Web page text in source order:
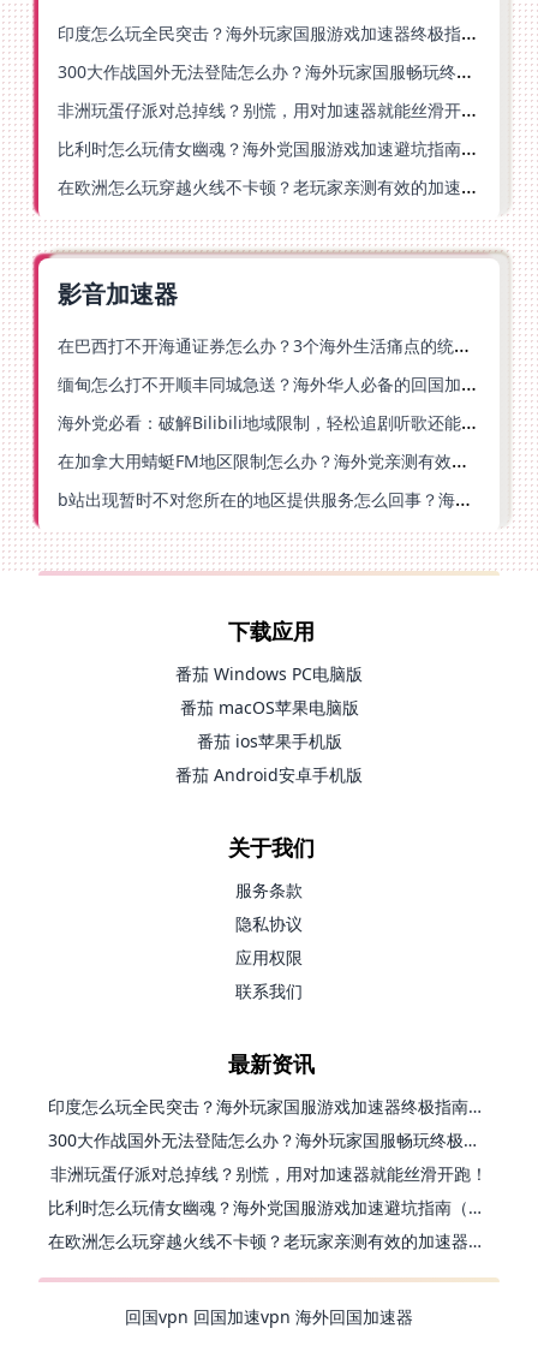
印度怎么玩全民突击？海外玩家国服游戏加速器终极指南（附原神延迟优化+精灵之境加速器选择）
300大作战国外无法登陆怎么办？海外玩家国服畅玩终极指南（附实测推荐）
非洲玩蛋仔派对总掉线？别慌，用对加速器就能丝滑开跑！
比利时怎么玩倩女幽魂？海外党国服游戏加速避坑指南（附实测推荐）
在欧洲怎么玩穿越火线不卡顿？老玩家亲测有效的加速器选择指南
影音加速器
在巴西打不开海通证券怎么办？3个海外生活痛点的统一解决方案
缅甸怎么打不开顺丰同城急送？海外华人必备的回国加速指南（附B站会员游戏解决方案）
海外党必看：破解Bilibili地域限制，轻松追剧听歌还能流畅理财的实用指南
在加拿大用蜻蜓FM地区限制怎么办？海外党亲测有效的回国加速方案
b站出现暂时不对您所在的地区提供服务怎么回事？海外党亲测有效的回国加速方案
下载应用
番茄 Windows PC电脑版
番茄 macOS苹果电脑版
番茄 ios苹果手机版
番茄 Android安卓手机版
关于我们
服务条款
隐私协议
应用权限
联系我们
最新资讯
印度怎么玩全民突击？海外玩家国服游戏加速器终极指南（附原神延迟优化+精灵之境加速器选择）
300大作战国外无法登陆怎么办？海外玩家国服畅玩终极指南（附实测推荐）
非洲玩蛋仔派对总掉线？别慌，用对加速器就能丝滑开跑！
比利时怎么玩倩女幽魂？海外党国服游戏加速避坑指南（附实测推荐）
在欧洲怎么玩穿越火线不卡顿？老玩家亲测有效的加速器选择指南
回国vpn 回国加速vpn 海外回国加速器